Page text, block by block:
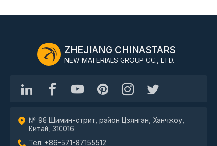
ZHEJIANG CHINASTARS
NEW MATERIALS GROUP CO., LTD.
№ 98 Шимин-стрит, район Цзянган, Ханчжоу,
Китай, 310016
Тел: +86-571-87155512